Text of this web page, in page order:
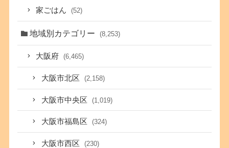
家ごはん (52)
地域別カテゴリー (8,253)
大阪府 (6,465)
大阪市北区 (2,158)
大阪市中央区 (1,019)
大阪市福島区 (324)
大阪市西区 (230)